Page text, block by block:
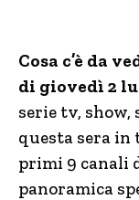
Cosa c’è da
di giovedì 2
serie tv, show,
questa sera in
primi 9 canali
panoramica